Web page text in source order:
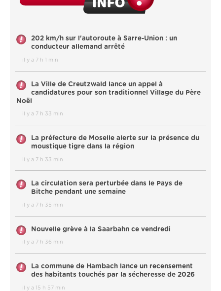
202 km/h sur l'autoroute à Sarre-Union : un
conducteur allemand arrêté
il y a 7 h 1 min
La Ville de Creutzwald lance un appel à
candidatures pour son traditionnel Village du Père
Noël
il y a 7 h 33 min
La préfecture de Moselle alerte sur la présence du
moustique tigre dans la région
il y a 7 h 33 min
La circulation sera perturbée dans le Pays de
Bitche pendant une semaine
il y a 7 h 35 min
Nouvelle grève à la Saarbahn ce vendredi
il y a 7 h 36 min
La commune de Hambach lance un recensement
des habitants touchés par la sécheresse de 2026
il y a 15 h 57 min